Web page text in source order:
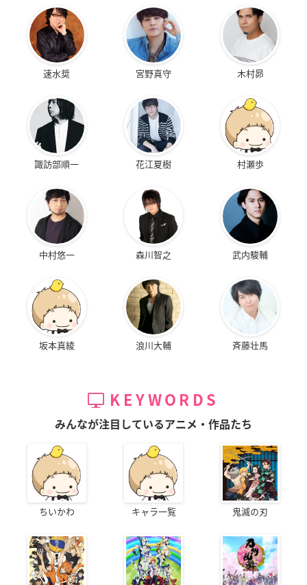
速水奨 宮野真守 木村昴
諏訪部順一 花江夏樹 村瀬歩
中村悠一 森川智之 武内駿輔
坂本真綾 浪川大輔 斉藤壮馬
KEYWORDS
みんなが注目しているアニメ・作品たち
ちいかわ キャラ一覧 鬼滅の刃